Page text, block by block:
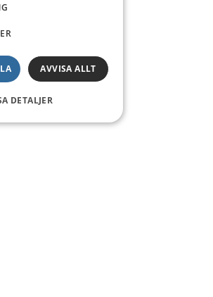
AVVISA ALLT
DETALJER